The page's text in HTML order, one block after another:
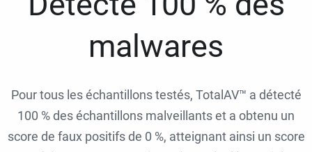
malwares
Pour tous les échantillons testés, TotalAV™ a détecté
100 % des échantillons malveillants et a obtenu un
score de faux positifs de 0 %, atteignant ainsi un score